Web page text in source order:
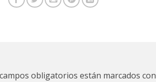
obligatorios están marcados con